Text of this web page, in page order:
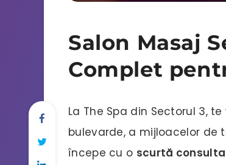
Salon Masaj
Complet
La The Spa din Sectorul 3,
bulevarde, a mijloacelor de
începe cu o scurtă